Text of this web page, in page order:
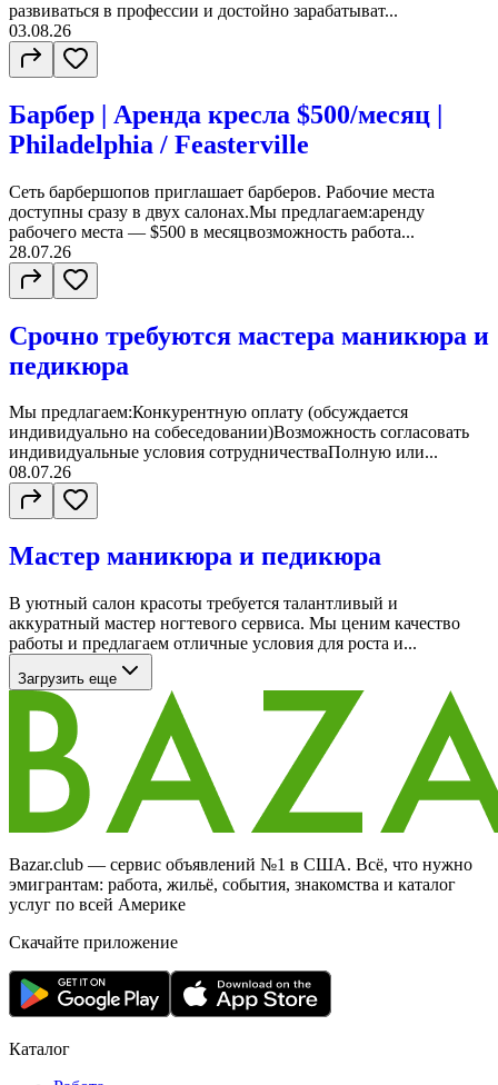
развиваться в профессии и достойно зарабатыват...
03.08.26
Барбер | Аренда кресла $500/месяц |
Philadelphia / Feasterville
Сеть барбершопов приглашает барберов. Рабочие места
доступны сразу в двух салонах.Мы предлагаем:аренду
рабочего места — $500 в месяцвозможность работа...
28.07.26
Срочно требуются мастера маникюра и
педикюра
Мы предлагаем:Конкурентную оплату (обсуждается
индивидуально на собеседовании)Возможность согласовать
индивидуальные условия сотрудничестваПолную или...
08.07.26
Мастер маникюра и педикюра
В уютный салон красоты требуется талантливый и
аккуратный мастер ногтевого сервиса. Мы ценим качество
работы и предлагаем отличные условия для роста и...
Загрузить еще
Bazar.club — сервис объявлений №1 в США. Всё, что нужно
эмигрантам: работа, жильё, события, знакомства и каталог
услуг по всей Америке
Скачайте приложение
Каталог